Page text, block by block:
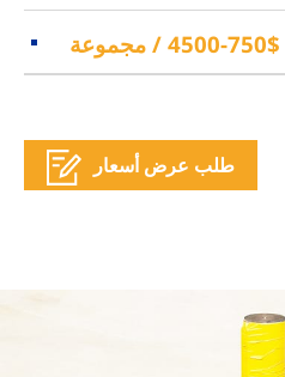
$750-4500 / مجموعة
طلب عرض أسعار